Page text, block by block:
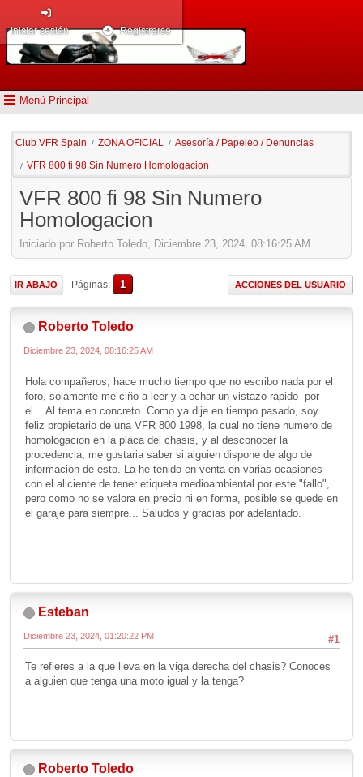
Menú Principal
Iniciar sesión Registrarse
Club VFR Spain / ZONA OFICIAL / Asesoría / Papeleo / Denuncias
/ VFR 800 fi 98 Sin Numero Homologacion
VFR 800 fi 98 Sin Numero
Homologacion
Iniciado por Roberto Toledo, Diciembre 23, 2024, 08:16:25 AM
IR ABAJO Páginas 1 ACCIONES DEL USUARIO
Roberto Toledo
Diciembre 23, 2024, 08:16:25 AM
Hola compañeros, hace mucho tiempo que no escribo nada por el
foro, solamente me ciño a leer y a echar un vistazo rapido por
el... Al tema en concreto. Como ya dije en tiempo pasado, soy
feliz propietario de una VFR 800 1998, la cual no tiene numero de
homologacion en la placa del chasis, y al desconocer la
procedencia, me gustaria saber si alguien dispone de algo de
informacion de esto. La he tenido en venta en varias ocasiones
con el aliciente de tener etiqueta medioambiental por este "fallo",
pero como no se valora en precio ni en forma, posible se quede en
el garaje para siempre... Saludos y gracias por adelantado.
Esteban
#1
Diciembre 23, 2024, 01:20:22 PM
Te refieres a la que lleva en la viga derecha del chasis? Conoces
a alguien que tenga una moto igual y la tenga?
Roberto Toledo